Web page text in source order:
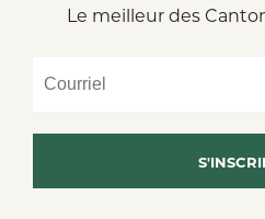
Le meilleur des